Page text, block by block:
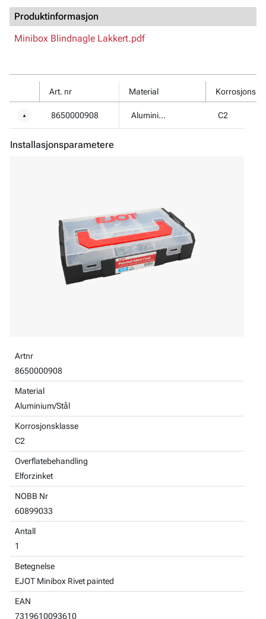
Produktinformasjon
Minibox Blindnagle Lakkert.pdf
Art. nr Material
▼ 8650000908 Aluminium/Stål C2
Installasjonsparametere
Artnr
8650000908
Material
Aluminium/Stål
Korrosjonsklasse
C2
Overflatebehandling
Elforzinket
NOBB Nr
60899033
Antall
1
Betegnelse
EJOT Minibox Rivet painted
EAN
7319610093610